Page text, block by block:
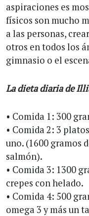
aspiraciones es
físicos son mucho
a las personas,
otros en todos los
gimnasio o el
La dieta diaria de
• Comida 1: 300
• Comida 2: 3
uno. (1600 gramos
salmón).
• Comida 3: 1300
crepes con helado.
• Comida 4: 500
omega 3 y más un